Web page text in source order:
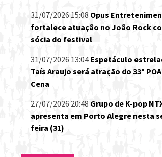
31/07/2026 15:08 Opus
fortalece atuação no João Rock
sócia do festival
31/07/2026 13:04 Espetáculo
Taís Araujo será atração do 33º
Cena
27/07/2026 20:48 Grupo de K-pop
apresenta em Porto Alegre nesta
feira (31)